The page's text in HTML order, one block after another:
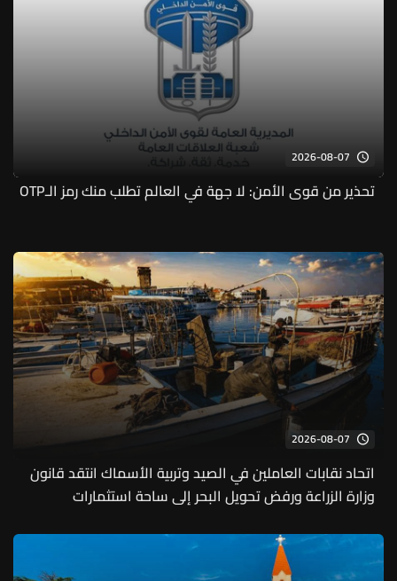
2026-08-07
تحذير من قوى الأمن: لا جهة في العالم تطلب منك رمز الـOTP
2026-08-07
اتحاد نقابات العاملين في الصيد وتربية الأسماك انتقد قانون
وزارة الزراعة ورفض تحويل البحر إلى ساحة استثمارات